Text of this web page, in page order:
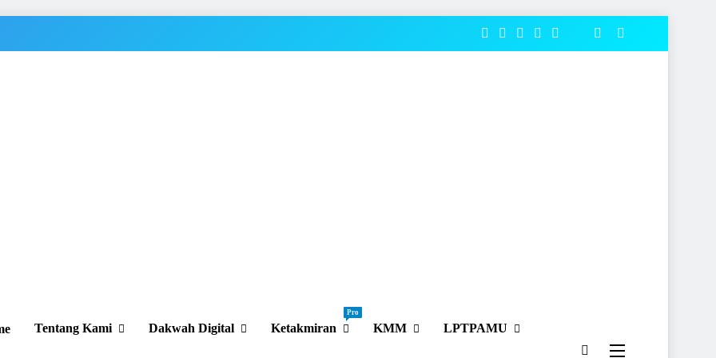
Tentang Kami Dakwah Digital Ketakmiran
Pro
KMM LPTPAMU